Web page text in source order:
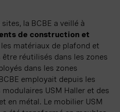
la BCBE a veillé à
de construction et
matériaux de plafond et
réutilisés dans les zones
dans les zones
employait depuis les
USM Haller et des
en métal. Le mobilier USM